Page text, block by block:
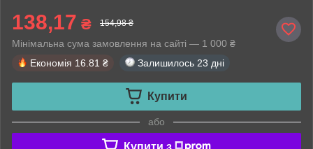
138,17 ₴ 154,98 ₴
Мінімальна сума замовлення на сайті — 1 000 ₴
Економія 16.81 ₴ Залишилось 23 дні
Купити
або
Купити з